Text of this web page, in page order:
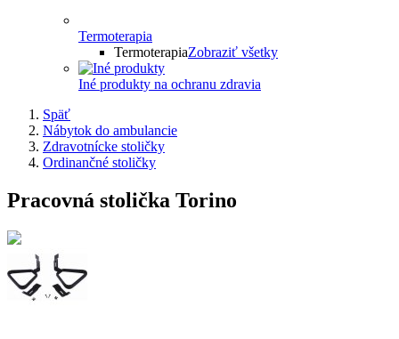
Termoterapia
TermoterapiaZobraziť všetky
Iné produkty na ochranu zdravia
Späť
Nábytok do ambulancie
Zdravotnícke stoličky
Ordinančné stoličky
Pracovná stolička Torino